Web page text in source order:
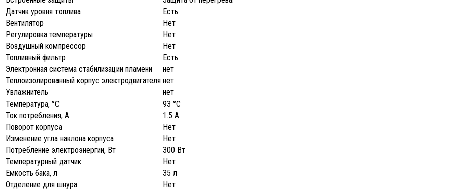
Датчик уровня топлива
Есть
Вентилятор
Нет
Регулировка температуры
Нет
Воздушный компрессор
Нет
Топливный фильтр
Есть
Электронная система стабилизации пламени
нет
Теплоизолированный корпус электродвигателя нет
Увлажнитель
нет
Температура, °C
93 °C
Ток потребления, А
1.5 А
Поворот корпуса
Нет
Изменение угла наклона корпуса
Нет
Потребление электроэнергии, Вт
300 Вт
Температурный датчик
Нет
Емкость бака, л
35 л
Отделение для шнура
Нет